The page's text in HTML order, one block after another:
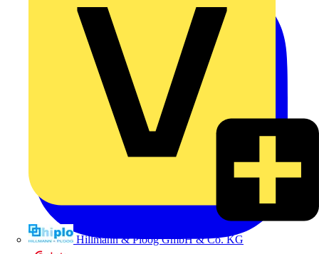
Hillmann & Ploog GmbH & Co. KG